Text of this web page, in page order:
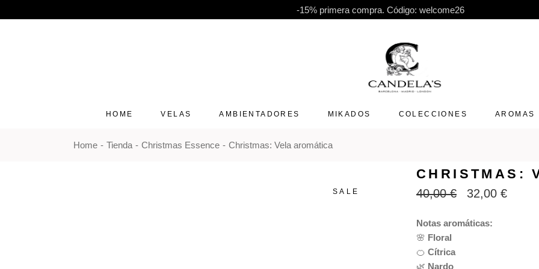
the
-15% primera compra. Código: welcome26
HOME VELAS AMBIENTADORES MIKADOS COLECCIONES AROMAS
Home Tienda Christmas Essence Christmas: Vela aromática
SALE
CHRISTMAS:
40,00€
EL
ORIGINAL
ERA:
40,00 €.
32,00 €
EL
ACTUAL
ES:
32,00 €.
Notas aromáticas:
🌸 Floral
🍊 Cítrica
🌿 Nardo